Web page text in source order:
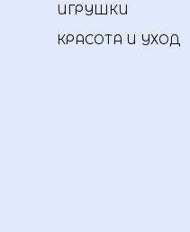
ИГРУШКИ
КРАСОТА И УХОД